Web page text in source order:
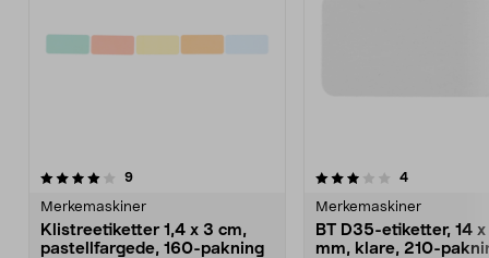
9anmeldelser
Merkemaskiner
Klistreetiketter 1,4 x 3 cm,
pastellfargede, 160-pakning
3.5av 5 stjerner 4anmeldelser
Merkemaskiner
BT D35-etiketter, 14
mm, klare, 210-
3.5av 5 stjerner